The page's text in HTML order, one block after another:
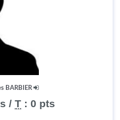
BARBIER
/ T : 0 pts